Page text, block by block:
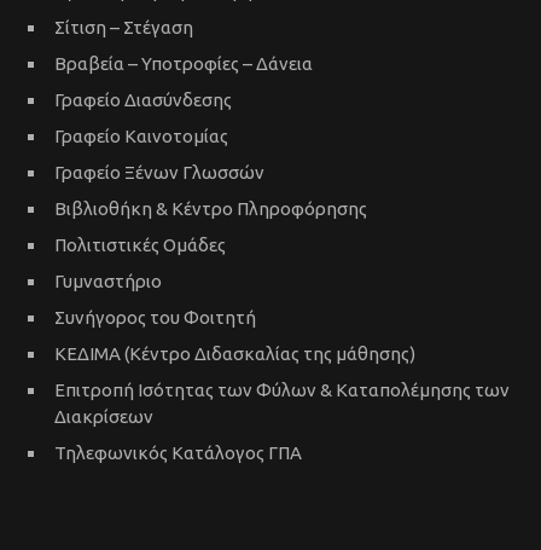
Σίτιση – Στέγαση
Βραβεία – Υποτροφίες – Δάνεια
Γραφείο Διασύνδεσης
Γραφείο Καινοτομίας
Γραφείο Ξένων Γλωσσών
Βιβλιοθήκη & Κέντρο Πληροφόρησης
Πολιτιστικές Ομάδες
Γυμναστήριο
Συνήγορος του Φοιτητή
ΚΕΔΙΜΑ (Κέντρο Διδασκαλίας της μάθησης)
Επιτροπή Ισότητας των Φύλων & Καταπολέμησης των
Διακρίσεων
Τηλεφωνικός Κατάλογος ΓΠΑ